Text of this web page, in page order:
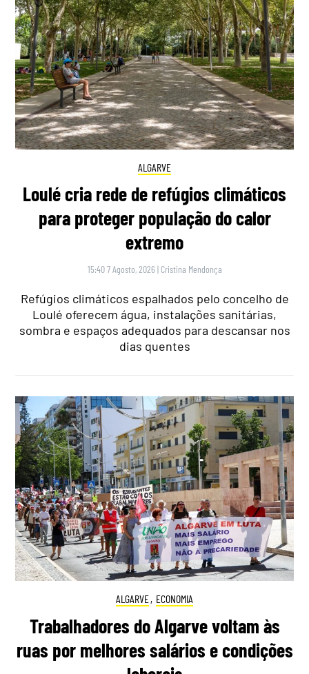
ALGARVE
Loulé cria rede de refúgios climáticos
para proteger população do calor
extremo
15:40 7 Agosto, 2026 | Cristina Mendonça
Refúgios climáticos espalhados pelo concelho de
Loulé oferecem água, instalações sanitárias,
sombra e espaços adequados para descansar nos
dias quentes
ALGARVE, ECONOMIA
Trabalhadores do Algarve voltam às
ruas por melhores salários e condições